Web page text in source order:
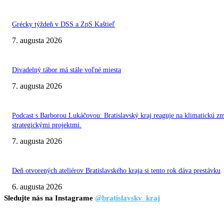
Grécky týždeň v DSS a ZpS Kaštieľ
7. augusta 2026
Divadelný tábor má stále voľné miesta
7. augusta 2026
Podcast s Barborou Lukáčovou: Bratislavský kraj reaguje na klimatickú
strategickými projektmi.
7. augusta 2026
Deň otvorených ateliérov Bratislavského kraja si tento rok dáva prestávku
6. augusta 2026
Sledujte nás na Instagrame @bratislavsky_kraj